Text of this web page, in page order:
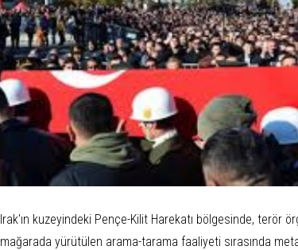
Irak'ın kuzeyindeki Pençe-Kilit Harekatı bölgesinde, terör
mağarada yürütülen arama-tarama faaliyeti sırasında